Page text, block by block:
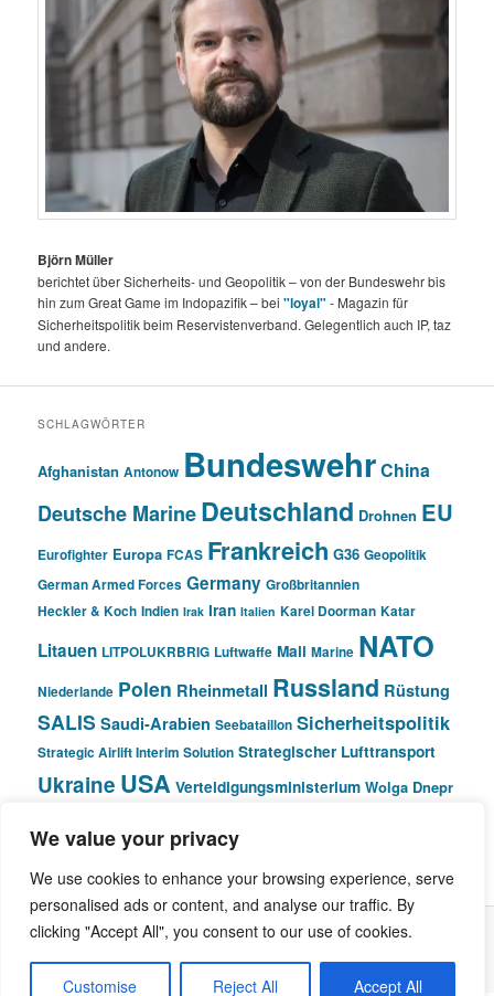
We value your privacy
We use cookies to enhance your browsing experience, serve
personalised ads or content, and analyse our traffic. By
clicking "Accept All", you consent to our use of cookies.
Customise Reject All Accept All
Björn Müller
berichtet über Sicherheits- und Geopolitik – von der Bundeswehr bis
hin zum Great Game im Indopazifik – bei"loyal" - Magazin für
Sicherheitspolitik beim Reservistenverband. Gelegentlich auch IP, taz
und andere.
SCHLAGWÖRTER
Afghanistan Antonow BundeswehrChina
Deutsche MarineDeutschland Drohnen EU
Eurofighter Europa FCAS Frankreich G36 Geopolitik
German Armed Forces Germany Großbritannien
Heckler & Koch Indien Irak Iran Italien Karel Doorman Katar
Litauen LITPOLUKRBRIG Luftwaffe Mali Marine NATO
Niederlande Polen Rheinmetall Russland Rüstung
SALIS Saudi-Arabien Seebataillon Sicherheitspolitik
Strategic Airlift Interim Solution Strategischer Lufttransport
Ukraine USA Verteidigungsministerium Wolga Dnepr
© Pivot Area